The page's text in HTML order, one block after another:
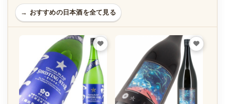
→ おすすめの日本酒を全て見る